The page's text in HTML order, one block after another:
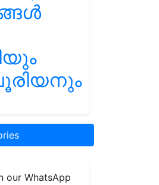
our WhatsApp